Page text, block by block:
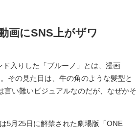
画にSNS上がザワ
ド入りした「ブルーノ」とは、漫画
その見た目は、牛の角のような髪型と
言い難いビジュアルなのだが、なぜかそ
5月25日に解禁された劇場版「ONE